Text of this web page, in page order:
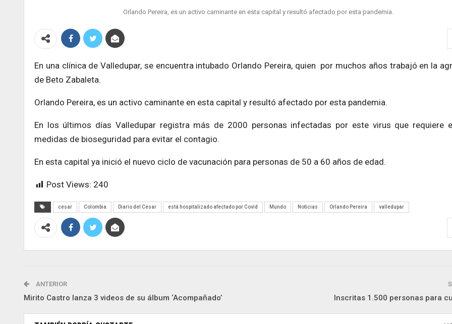
Orlando Pereira, es un activo caminante en esta capital y resultó afectado por esta pandemia.
En una clínica de Valledupar, se encuentra intubado Orlando Pereira, quien por muchos años trabajó en la
de Beto Zabaleta.
Orlando Pereira, es un activo caminante en esta capital y resultó afectado por esta pandemia.
En los últimos días Valledupar registra más de 2000 personas infectadas por este virus que requiere
medidas de bioseguridad para evitar el contagio.
En esta capital ya inició el nuevo ciclo de vacunación para personas de 50 a 60 años de edad.
Post Views: 240
cesar Colombia Diario del Cesar está hospitalizado afectado por Covid Mundo Noticias Orlando Pereira valledupar
ANTERIOR
Mirito Castro lanza 3 videos de su álbum ‘Acompañado’ Inscritas 1.500 personas para